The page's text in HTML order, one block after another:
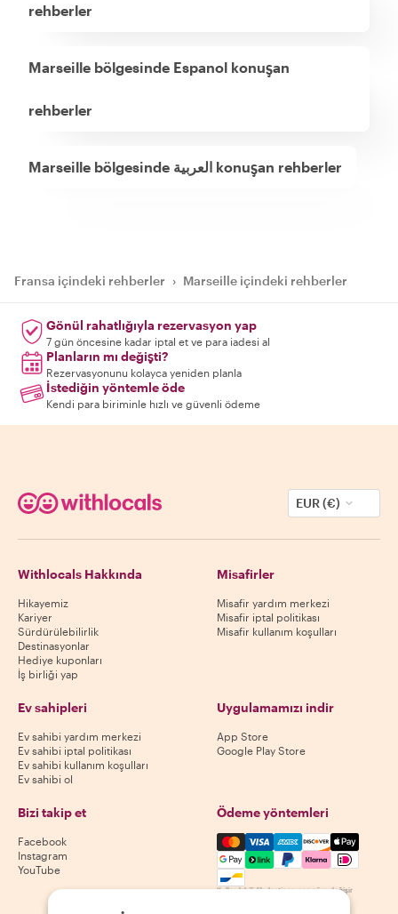
rehberler
Marseille bölgesinde Espanol konuşan
rehberler
Marseille bölgesinde العربية konuşan rehberler
Fransa içindeki rehberler › Marseille içindeki rehberler
Gönül rahatlığıyla rezervasyon yap
7 gün öncesine kadar iptal et ve para iadesi al
Planların mı değişti?
Rezervasyonunu kolayca yeniden planla
İstediğin yöntemle öde
Kendi para biriminle hızlı ve güvenli ödeme
EUR (€)
Withlocals Hakkında
Hikayemiz
Kariyer
Sürdürülebilirlik
Destinasyonlar
Hediye kuponları
İş birliği yap
Misafirler
Misafir yardım merkezi
Misafir iptal politikası
Misafir kullanım koşulları
Ev sahipleri
Ev sahibi yardım merkezi
Ev sahibi iptal politikası
Ev sahibi kullanım koşulları
Ev sahibi ol
Uygulamamızı indir
App Store
Google Play Store
Bizi takip et
Facebook
Instagram
YouTube
Ödeme yöntemleri
Mastercard, Visa, Amex,
Kullanılabilirlik destinasyona göre değişir